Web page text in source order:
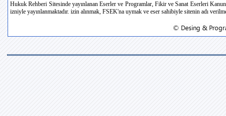
Hukuk Rehberi Sitesinde yayınlanan Eserler ve Programlar, Fikir ve Sanat Eserleri
izniyle yayınlanmaktadır. izin alınmak, FSEK'na uymak ve eser sahibiyle sitenin adı